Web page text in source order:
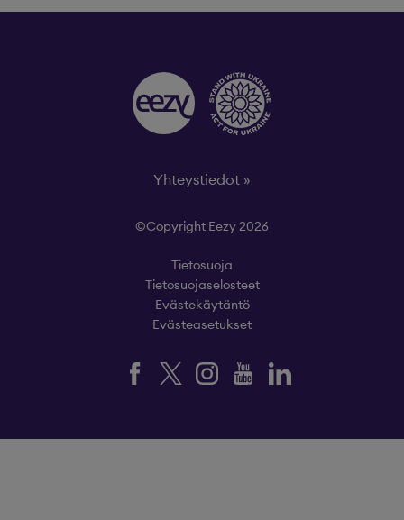
Yhteystiedot »
©Copyright Eezy 2026
Tietosuoja
Tietosuojaselosteet
Evästekäytäntö
Evästeasetukset